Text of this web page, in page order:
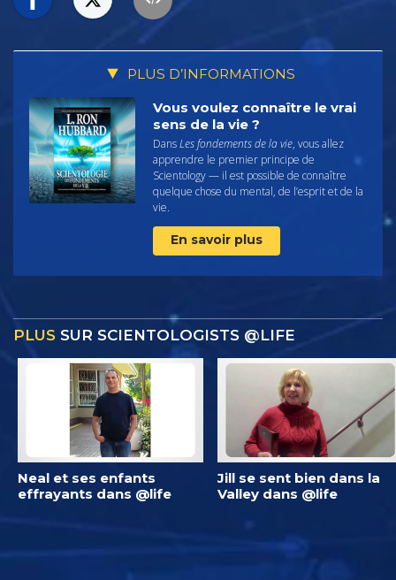
PLUS D’INFORMATIONS
Vous voulez connaître le vrai
sens de la vie ?
DansLes fondements de la vie, vous allez
apprendre le premier principe de
Scientology — il est possible de connaître
quelque chose du mental, de l’esprit et de la
vie.
En savoir plus
PLUS SUR SCIENTOLOGISTS @LIFE
Neal et ses enfants
effrayants dans @life
Jill se sent bien dans la
Valley dans @life